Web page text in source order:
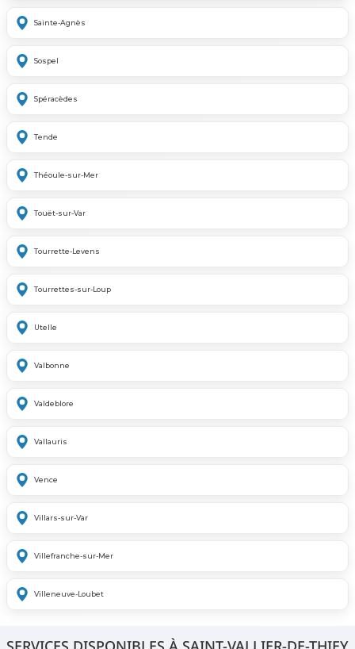
Sainte-Agnès
Sospel
Spéracèdes
Tende
Théoule-sur-Mer
Touët-sur-Var
Tourrette-Levens
Tourrettes-sur-Loup
Utelle
Valbonne
Valdeblore
Vallauris
Vence
Villars-sur-Var
Villefranche-sur-Mer
Villeneuve-Loubet